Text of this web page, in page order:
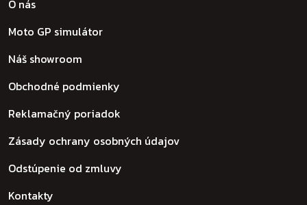
O nás
Moto GP simulátor
Náš showroom
Obchodné podmienky
Reklamačný poriadok
Zásady ochrany osobných údajov
Odstúpenie od zmluvy
Kontakty